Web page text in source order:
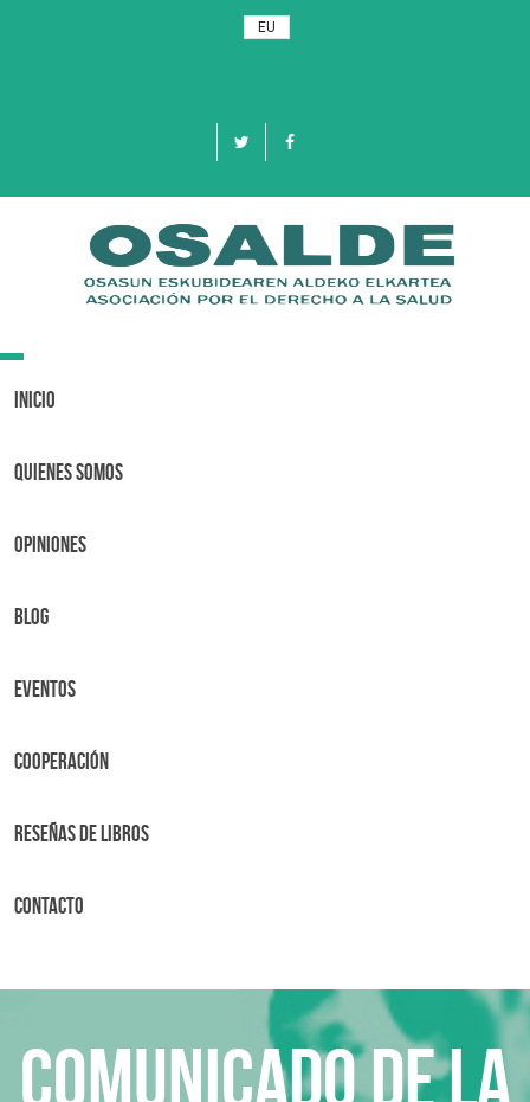
EU
Toggle
Inicio
Quienes Somos
OPINIONES
BLOG
Eventos
Cooperación
Reseñas de libros
Contacto
Comunicado de la